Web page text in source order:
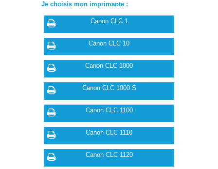
Je choisis mon imprimante :
Canon CLC 1
Canon CLC 10
Canon CLC 1000
Canon CLC 1000 S
Canon CLC 1100
Canon CLC 1110
Canon CLC 1120